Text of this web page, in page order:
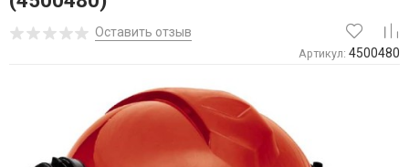
Оставить отзыв
Артикул: 4500480